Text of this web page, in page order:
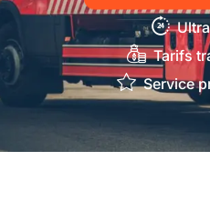
Tarifs
Service